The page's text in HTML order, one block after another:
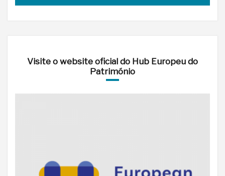
Visite o website oficial do Hub Europeu do
Património